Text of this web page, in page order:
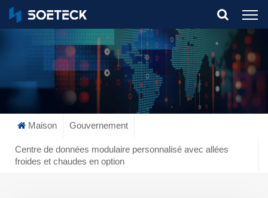
What Are You Looking For?
Maison Gouvernement
Centre de données modulaire personnalisé avec allées
froides et chaudes en option